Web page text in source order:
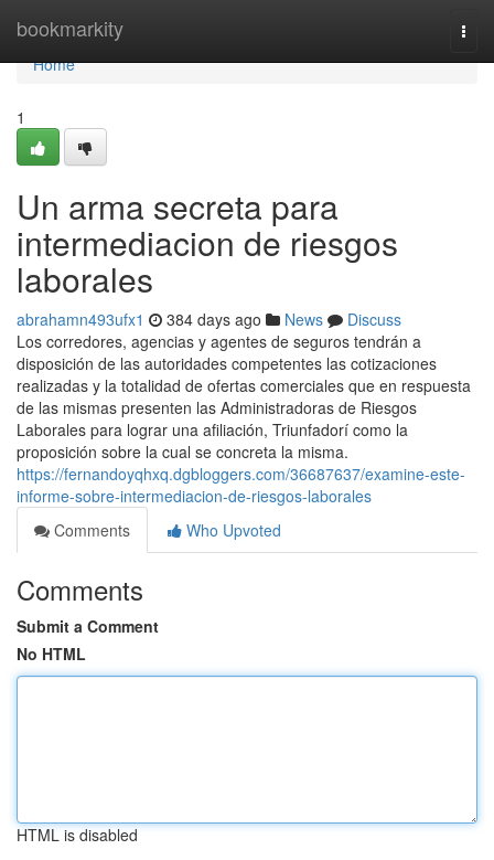
bookmarkity
Home
Home
1
Un arma secreta para
intermediacion de riesgos
laborales
abrahamn493ufx1 384 days ago News
Discuss
Los corredores, agencias y agentes de seguros tendrán a
disposición de las autoridades competentes las cotizaciones
realizadas y la totalidad de ofertas comerciales que en respuesta
de las mismas presenten las Administradoras de Riesgos
Laborales para lograr una afiliación, Triunfadorí como la
proposición sobre la cual se concreta la misma.
https://fernandoyqhxq.dgbloggers.com/36687637/examine-este-
informe-sobre-intermediacion-de-riesgos-laborales
Comments
Who Upvoted
Comments
Submit a Comment
No HTML
HTML is disabled